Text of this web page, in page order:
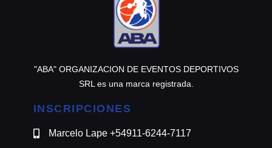
"ABA" ORGANIZACION DE EVENTOS DEPORTIVOS
SRL es una marca registrada.
INSCRIPCIONES
Marcelo Lape +54911-6244-7117